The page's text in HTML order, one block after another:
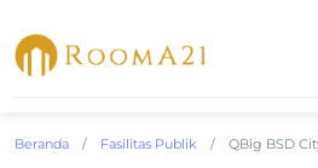
Beranda / Fasilitas Publik / QBig BSD